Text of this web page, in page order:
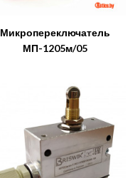
Микропереключатель
МП-1205м/05